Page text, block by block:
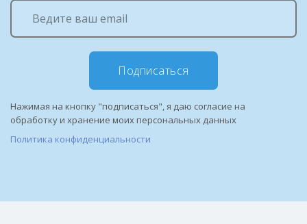
Подписаться
Нажимая на кнопку "подписаться", я даю согласие на
обработку и хранение моих персональных данных
Политика конфиденциальности